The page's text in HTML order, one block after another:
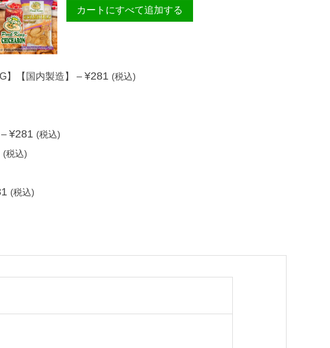
カートにすべて追加する
】【国内製造】 – ¥281 (税込)
– ¥281 (税込)
(税込)
(税込)